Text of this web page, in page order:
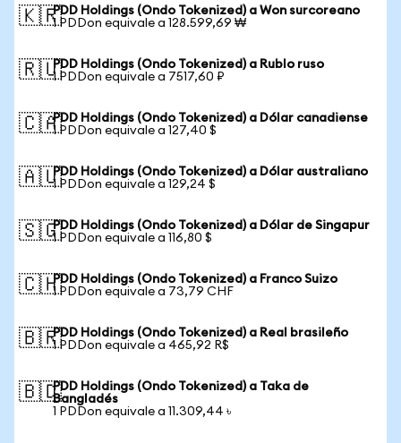
🇰🇷PDD Holdings (Ondo Tokenized) a Won surcoreano
1 PDDon equivale a 128.599,69 ₩
🇷🇺PDD Holdings (Ondo Tokenized) a Rublo ruso
1 PDDon equivale a 7517,60 ₽
🇨🇦PDD Holdings (Ondo Tokenized) a Dólar canadiense
1 PDDon equivale a 127,40 $
🇦🇺PDD Holdings (Ondo Tokenized) a Dólar australiano
1 PDDon equivale a 129,24 $
🇸🇬PDD Holdings (Ondo Tokenized) a Dólar de Singapur
1 PDDon equivale a 116,80 $
🇨🇭PDD Holdings (Ondo Tokenized) a Franco Suizo
1 PDDon equivale a 73,79 CHF
🇧🇷PDD Holdings (Ondo Tokenized) a Real brasileño
1 PDDon equivale a 465,92 R$
🇧🇩PDD Holdings (Ondo Tokenized) a Taka de
Bangladés
1 PDDon equivale a 11.309,44 ৳